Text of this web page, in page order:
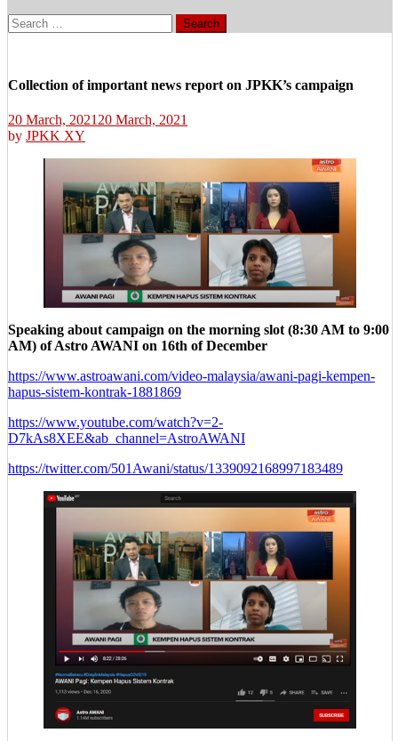
Search
for:
Collection of important news report on JPKK’s campaign
20 March, 2021 20 March, 2021
by JPKK XY
Speaking about campaign on the morning slot (8:30 AM to 9:00
AM) of Astro AWANI on 16th of December
https://www.astroawani.com/video-malaysia/awani-pagi-kempen-
hapus-sistem-kontrak-1881869
https://www.youtube.com/watch?v=2-
D7kAs8XEE&ab_channel=AstroAWANI
https://twitter.com/501Awani/status/1339092168997183489